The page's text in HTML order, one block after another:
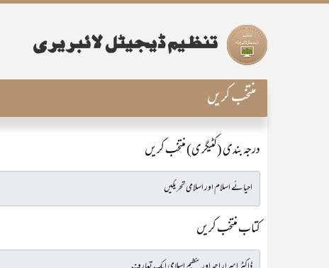
منتخب کریں
درجہ بندی (کٹیگری) منتخب کریں
کتاب منتخب کریں